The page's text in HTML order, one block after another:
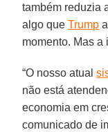
também reduzia
algo queTrump
momento. Mas a
“O nosso atual
não está
economia em
comunicado de